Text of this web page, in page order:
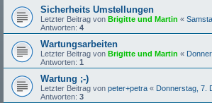
Sicherheits Umstellungen
Letzter Beitrag von Brigitte und Martin «
Antworten: 4
Wartungsarbeiten
Letzter Beitrag von Brigitte und Martin «
Antworten: 1
Wartung ;-)
Letzter Beitrag von peter+petra « Donnerstag, 7.
Antworten: 3